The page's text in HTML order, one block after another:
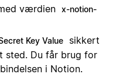
værdien x-notion-
Key Value
sikkert
sted. Du får brug for
i Notion.